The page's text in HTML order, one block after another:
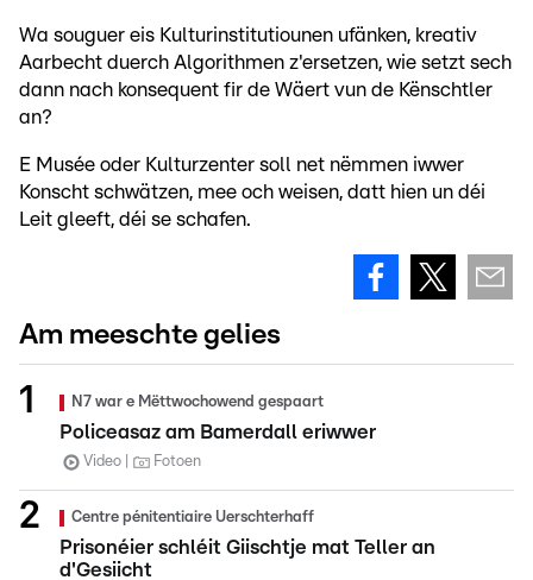
Wa souguer eis Kulturinstitutiounen ufänken, kreativ
Aarbecht duerch Algorithmen z'ersetzen, wie setzt sech
dann nach konsequent fir de Wäert vun de Kënschtler
an?
E Musée oder Kulturzenter soll net nëmmen iwwer
Konscht schwätzen, mee och weisen, datt hien un déi
Leit gleeft, déi se schafen.
Am meeschte gelies
N7 war e Mëttwochowend gespaart
Policeasaz am Bamerdall eriwwer
Video Fotoen
Centre pénitentiaire Uerschterhaff
Prisonéier schléit Giischtje mat Teller an
d'Gesiicht